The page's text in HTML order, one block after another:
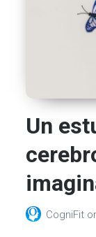
Un
CogniFit